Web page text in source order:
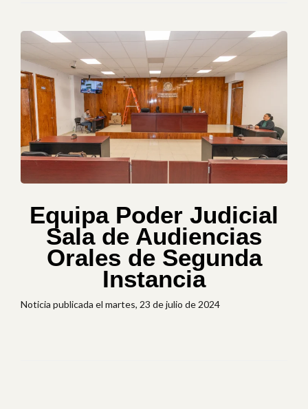
Equipa Poder Judicial
Sala de Audiencias
Orales de Segunda
Instancia
Noticia publicada el martes, 23 de julio de 2024